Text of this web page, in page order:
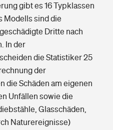
gibt es 16 Typklassen
Modells sind die
Dritte nach
In der
die Statistiker 25
der
die Schäden am eigenen
Unfällen sowie die
Glasschäden,
Naturereignisse)